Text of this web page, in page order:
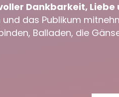
Dankbarkeit, Liebe
das Publikum
Balladen, die